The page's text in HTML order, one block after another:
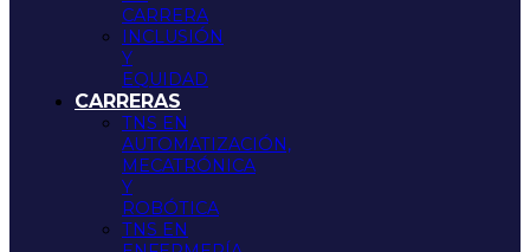
CARRERA
INCLUSIÓN
Y
EQUIDAD
CARRERAS
TNS EN
AUTOMATIZACIÓN,
MECATRÓNICA
Y
ROBÓTICA
TNS EN